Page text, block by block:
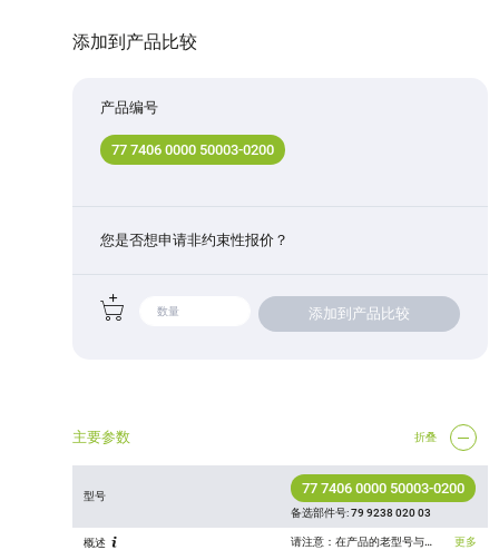
添加到产品比较
产品编号
77 7406 0000 50003-0200
您是否想申请非约束性报价？
添加到产品比较
主要参数 折叠
型号 77 7406 0000 50003-0200
备选部件号:79 9238 020 03
概述 请注意：在产品的老型号与新型号转换过程中， 技术规格上可能有微小的变化，详细情况请联系我们的客户，联系方式见网站右上方“联系我们”. 更多